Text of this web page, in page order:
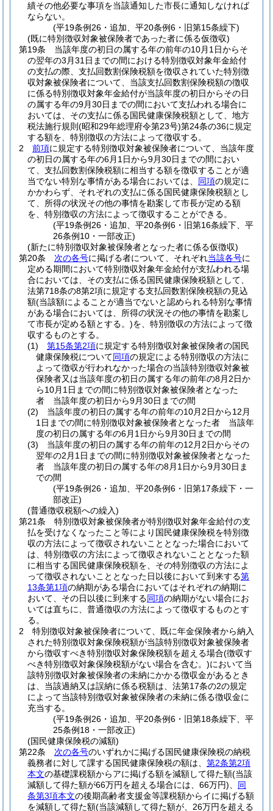
績その他必要な事項を当該通知した市長に通知しなければ
ならない。
(平19条例26・追加、平20条例6・旧第15条繰下)
(既に特別徴収対象被保険者であった者に係る仮徴収)
第19条
当該年度の初日の属する年の前年の10月1日からそ
の翌年の3月31日までの間における特別徴収対象年金給付
の支払の際、支払回数割保険税額を徴収されていた特別徴
収対象被保険者について、当該支払回数割保険税額の徴収
に係る特別徴収対象年金給付が当該年度の初日からその日
の属する年の9月30日までの間において支払われる場合に
おいては、その支払に係る国民健康保険税額として、地方
税法施行規則 (昭和29年総理府令第23号)第24条の36に規定
する額を、特別徴収の方法によって徴収する。
2
前項に規定する特別徴収対象被保険者について、当該年度
の初日の属する年の6月1日から9月30日までの間におい
て、支払回数割保険税額に相当する額を徴収することが適
当でない特別な事情がある場合においては、 同項の規定に
かかわらず、それぞれの支払に係る国民健康保険税額とし
て、所得の状況その他の事情を勘案して市長が定める額
を、特別徴収の方法によって徴収することができる。
(平19条例26・追加、平20条例6・旧第16条繰下、平
26条例10・一部改正)
(新たに特別徴収対象被保険者となった者に係る仮徴収)
第20条
次の各号に掲げる者について、それぞれ当該各号に
定める期間において特別徴収対象年金給付が支払われる場
合においては、その支払に係る国民健康保険税額として、
法第718条の8第2項に規定する支払回数割保険税額の見込
額(当該額によることが適当でないと認められる特別な事情
がある場合においては、所得の状況その他の事情を勘案し
て市長が定める額とする。)を、特別徴収の方法によって徴
収するものとする。
(1)
第15条第2項に規定する特別徴収対象被保険者の国民
健康保険税について同項の規定による特別徴収の方法に
よって徴収が行われなかった場合の当該特別徴収対象被
保険者又は当該年度の初日の属する年の前年の8月2日か
ら10月1日までの間に特別徴収対象被保険者となった
者 当該年度の初日から9月30日までの間
(2)
当該年度の初日の属する年の前年の10月2日から12月
1日までの間に特別徴収対象被保険者となった者 当該年
度の初日の属する年の6月1日から9月30日までの間
(3)
当該年度の初日の属する年の前年の12月2日からその
翌年の2月1日までの間に特別徴収対象被保険者となった
者 当該年度の初日の属する年の8月1日から9月30日ま
での間
(平19条例26・追加、平20条例6・旧第17条繰下・一
部改正)
(普通徴収税額への繰入)
第21条
特別徴収対象被保険者が特別徴収対象年金給付の支
払を受けなくなったこと等により国民健康保険税を特別徴
収の方法によって徴収されないこととなった場合において
は、特別徴収の方法によって徴収されないこととなった額
に相当する国民健康保険税額を、その特別徴収の方法によ
って徴収されないこととなった日以後において到来する第
13条第1項の納期がある場合においてはそれぞれの納期に
おいて、その日以後に到来する同項の納期がない場合にお
いては直ちに、普通徴収の方法によって徴収するものとす
る。
2
特別徴収対象被保険者について、既に年金保険者から納入
された特別徴収対象保険税額が当該特別徴収対象被保険者
から徴収すべき特別徴収対象保険税額を超える場合(徴収す
べき特別徴収対象保険税額がない場合を含む。)において当
該特別徴収対象被保険者の未納にかかる徴収金があるとき
は、当該過納又は誤納に係る税額は、法第17条の2の規定
によって当該特別徴収対象被保険者の未納に係る徴収金に
充当する。
(平19条例26・追加、平20条例6・旧第18条繰下、平
25条例18・一部改正)
(国民健康保険税の減額)
第22条
次の各号のいずれかに掲げる国民健康保険税の納税
義務者に対して課する国民健康保険税の額は、 第2条第2項
本文の基礎課税額からアに掲げる額を減額して得た額(当該
減額して得た額が66万円を超える場合には、66万円)
同
条第3項本文の後期高齢者支援金等課税額からイに掲げる額
を減額して得た額(当該減額して得た額が、26万円を超える